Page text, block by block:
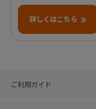
詳しくはこちら
ご利用ガイド